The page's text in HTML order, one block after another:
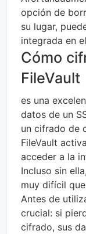
opción de
su lugar,
integrada en
Cómo
FileVault
es una
datos de un
un cifrado de
FileVault
acceder a la
Incluso sin
muy difícil
Antes de
crucial: si
cifrado, sus